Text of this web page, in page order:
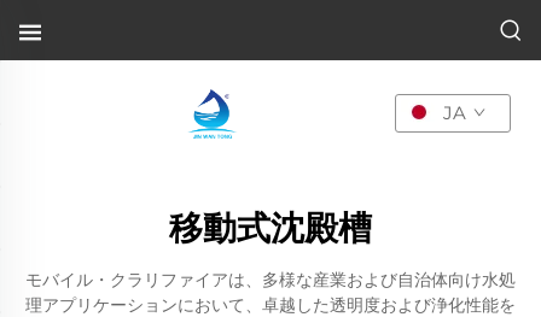
JA
移動式沈殿槽
モバイル・クラリファイアは、多様な産業および自治体向け水処
理アプリケーションにおいて、卓越した透明度および浄化性能を